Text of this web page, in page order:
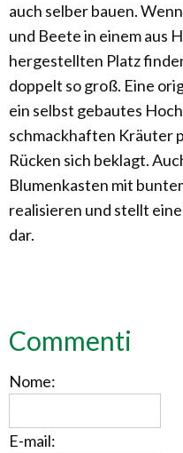
auch selber bauen.
und Beete in einem aus
hergestellten Platz
doppelt so groß. Eine
ein selbst gebautes
schmackhaften Kräuter
Rücken sich beklagt.
Blumenkasten mit
realisieren und stellt
dar.
Commenti
Nome:
E-mail: